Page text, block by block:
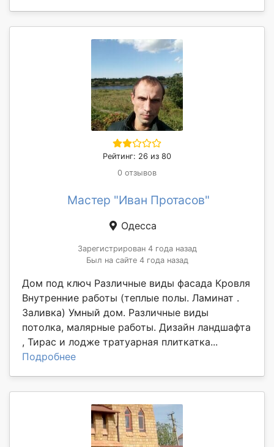
Рейтинг: 26 из 80
0 отзывов
Мастер "Иван Протасов"
Одесса
Зарегистрирован 4 года назад
Был на сайте 4 года назад
Дом под ключ Различные виды фасада Кровля
Внутренние работы (теплые полы. Ламинат .
Заливка) Умный дом. Различные виды
потолка, малярные работы. Дизайн ландшафта
, Тирас и лодже тратуарная плиткатка...
Подробнее